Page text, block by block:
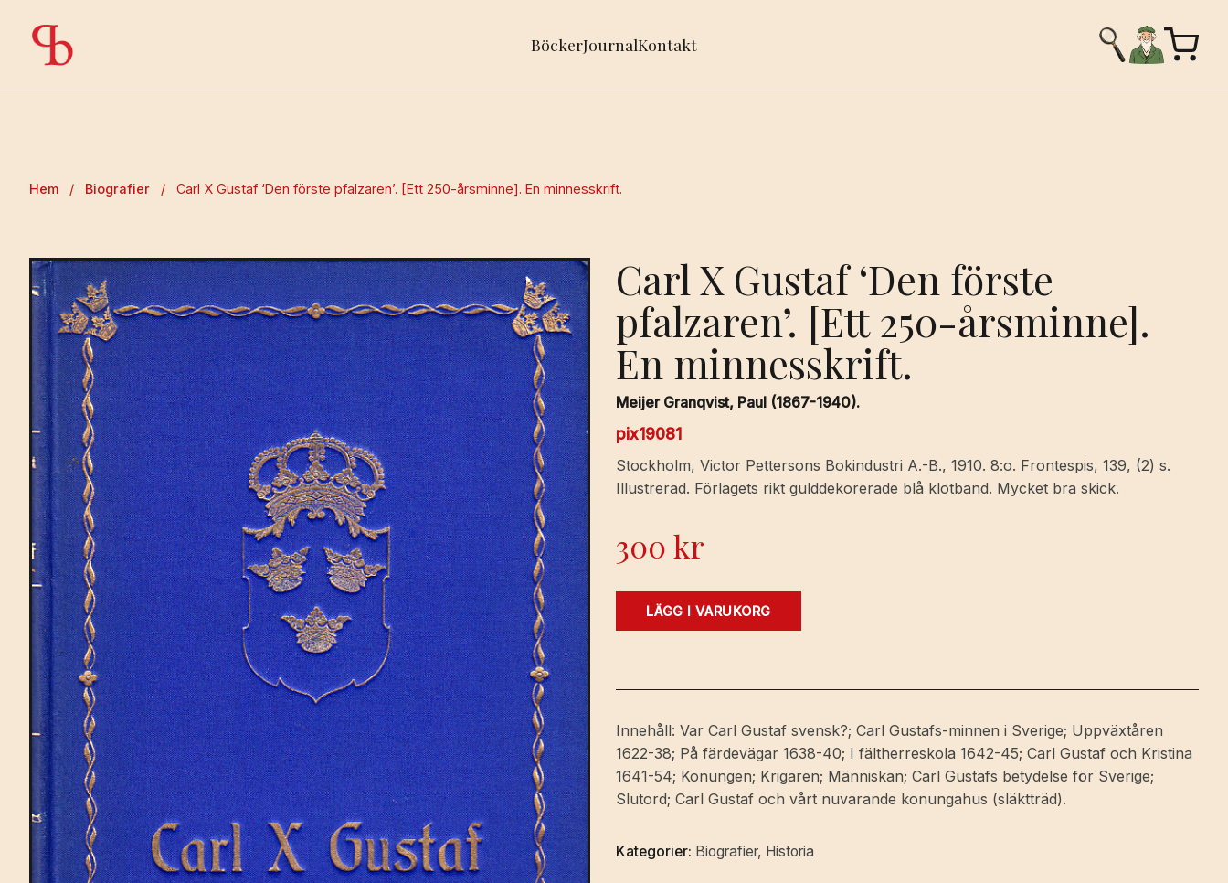
BöckerJournalKontakt
Hem / Biografier / Carl X Gustaf ‘Den förste pfalzaren’. [Ett 250-årsminne]. En minnesskrift.
Carl X Gustaf ‘Den förste
pfalzaren’. [Ett 250-årsminne].
En minnesskrift.
Meijer Granqvist, Paul (1867-1940).
pix19081
Stockholm, Victor Pettersons Bokindustri A.-B., 1910. 8:o. Frontespis, 139, (2) s.
Illustrerad. Förlagets rikt gulddekorerade blå klotband. Mycket bra skick.
300kr
förste
[Ett
250-
årsminne].
En
mängd
LÄGG I VARUKORG
Innehåll: Var Carl Gustaf svensk?; Carl Gustafs-minnen i Sverige; Uppväxtåren
1622-38; På färdevägar 1638-40; I fältherreskola 1642-45; Carl Gustaf och Kristina
1641-54; Konungen; Krigaren; Människan; Carl Gustafs betydelse för Sverige;
Slutord; Carl Gustaf och vårt nuvarande konungahus (släktträd).
Kategorier: Biografier, Historia